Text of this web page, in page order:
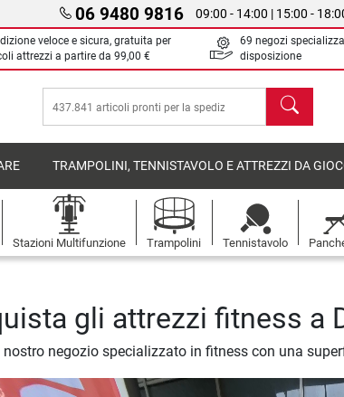
06 9480 9816 09:00 - 14:00 | 15:00 -
veloce e sicura, gratuita per
attrezzi a partire da 99,00 €
69 negozi
disposizione
Cerca
TRAMPOLINI, TENNISTAVOLO E ATTREZZI DA
Stazioni Multifunzione Trampolini Tennistavolo
gli attrezzi fitness a
negozio specializzato in fitness con una